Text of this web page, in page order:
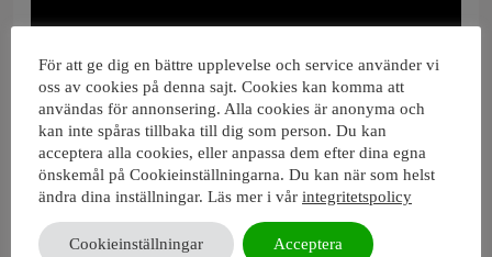
XBB Dongle & XBB PowerUnit Installation på endast 90
sekunder:
För att ge dig en bättre upplevelse och service använder vi
oss av cookies på denna sajt. Cookies kan komma att
användas för annonsering. Alla cookies är anonyma och
kan inte spåras tillbaka till dig som person. Du kan
acceptera alla cookies, eller anpassa dem efter dina egna
önskemål på Cookieinställningarna. Du kan när som helst
ändra dina inställningar. Läs mer i vår integritetspolicy
Cookieinställningar Acceptera